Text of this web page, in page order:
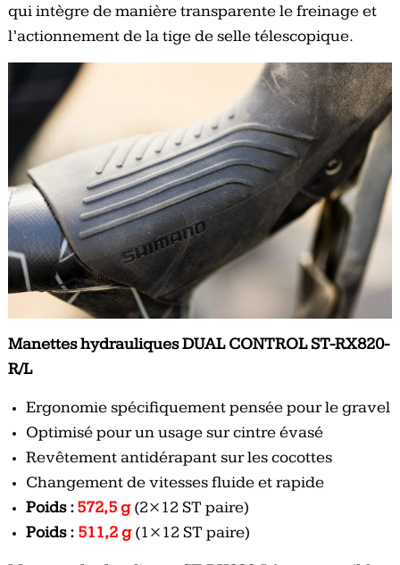
qui intègre de manière transparente le freinage et
l’actionnement de la tige de selle télescopique.
Manettes hydrauliques DUAL CONTROL ST-RX820-
R/L
Ergonomie spécifiquement pensée pour le gravel
Optimisé pour un usage sur cintre évasé
Revêtement antidérapant sur les cocottes
Changement de vitesses fluide et rapide
Poids :572,5 g(2×12 ST paire)
Poids : 511,2 g(1×12 ST paire)